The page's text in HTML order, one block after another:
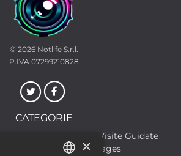
© 2026 Notlife S.r.l.
P.IVA 07299210828
CATEGORIE
Escursioni & Visite Guidate
Food & Beverages
×